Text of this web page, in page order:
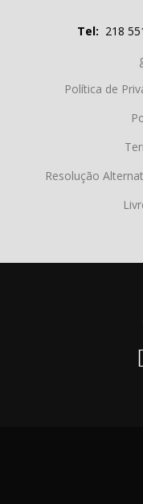
Tel: 218
Política de
Resolução
©